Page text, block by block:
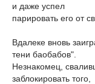
и даже успел
парировать его от
Вдалеке вновь
тени баобабов".
Незнакомец,
заблокировать того,